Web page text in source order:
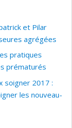
et Pilar
agrégées
pratiques
prématurés
soigner 2017 :
les nouveau-